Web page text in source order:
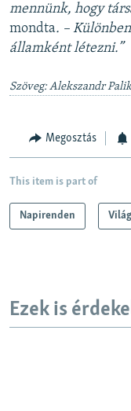
mennünk, hogy
mondta. –
államként létezni.”
Szöveg: Alekszandr
Megosztás
This item is part of
Napirenden Világ
Ezek is